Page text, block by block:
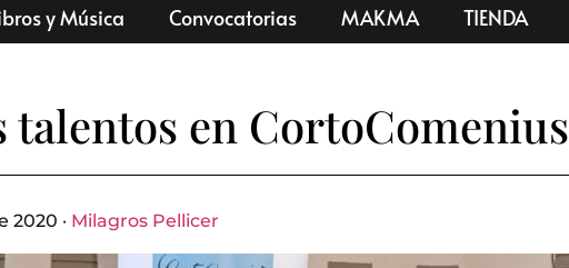
y Música Convocatorias MAKMA TIENDA
talentos en CortoComenius
2020 · Milagros Pellicer